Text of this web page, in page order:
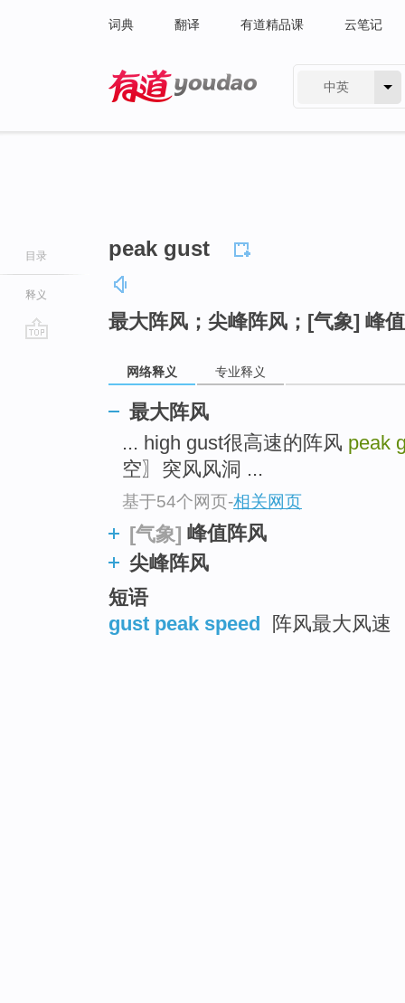
词典 翻译 有道精品课 云笔记
中英
目录
释义
peak gust
最大阵风；尖峰阵风；[气象] 峰
网络释义 专业释义
最大阵风
... high gust很高速的阵风 peak
空〗突风风洞 ...
基于54个网页-相关网页
[气象] 峰值阵风
尖峰阵风
短语
gust peak speed
阵风最大风速